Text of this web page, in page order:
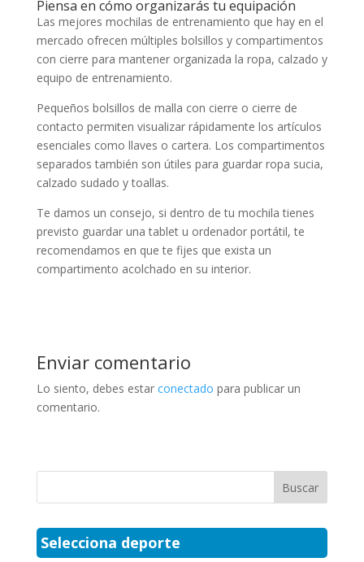
Piensa en cómo organizarás tu equipación
Las mejores mochilas de entrenamiento que hay en el
mercado ofrecen múltiples bolsillos y compartimentos
con cierre para mantener organizada la ropa, calzado y
equipo de entrenamiento.
Pequeños bolsillos de malla con cierre o cierre de
contacto permiten visualizar rápidamente los artículos
esenciales como llaves o cartera. Los compartimentos
separados también son útiles para guardar ropa sucia,
calzado sudado y toallas.
Te damos un consejo, si dentro de tu mochila tienes
previsto guardar una tablet u ordenador portátil, te
recomendamos en que te fijes que exista un
compartimento acolchado en su interior.
Enviar comentario
Lo siento, debes estar conectado para publicar un
comentario.
Selecciona deporte